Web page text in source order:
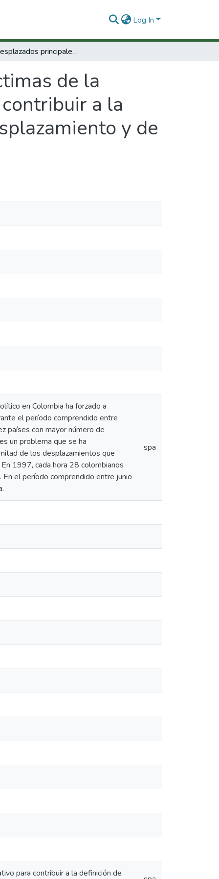
Log In
Los desplazados principales víctimas de la violencia política. Análisis cuantitativo para contribuir a la definición de políticas de prevención del desplazamiento y de estabilización socioeconómica
de la
a la
y de
en Colombia ha forzado a
el período comprendido entre
países con mayor número de
un problema que se ha
de los desplazamientos que
1997, cada hora 28 colombianos
el período comprendido entre junio
spa
para contribuir a la definición de